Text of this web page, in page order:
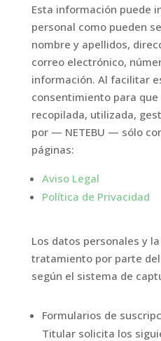
Esta información puede
personal como pueden
nombre y apellidos,
correo electrónico,
información. Al facilitar
consentimiento para
recopilada, utilizada,
por — NETEBU — sólo
páginas:
Aviso Legal
Política de Privacidad
Los datos personales y
tratamiento por parte
según el sistema de
Formularios de
Titular solicita los